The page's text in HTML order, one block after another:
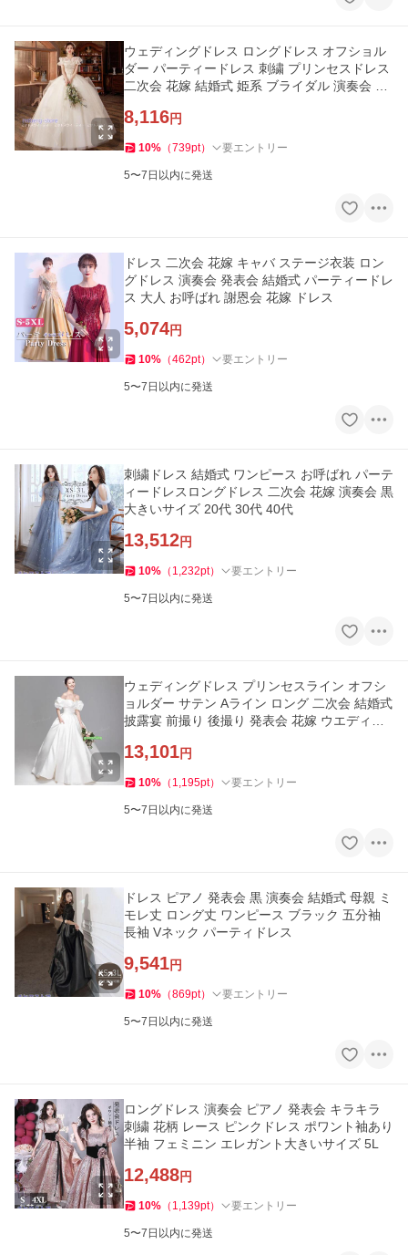
ウェディングドレス ロングドレス オフショル
ダー パーティードレス 刺繍 プリンセスドレス
二次会 花嫁 結婚式 姫系 ブライダル 演奏会 ウ
8,116円
10% （739pt） 要エントリー
5〜7日以内に発送
ドレス 二次会 花嫁 キャバ ステージ衣装 ロン
グドレス 演奏会 発表会 結婚式 パーティードレ
ス 大人 お呼ばれ 謝恩会 花嫁 ドレス
5,074円
10% （462pt） 要エントリー
5〜7日以内に発送
刺繍ドレス 結婚式 ワンピース お呼ばれ パーテ
ィードレスロングドレス 二次会 花嫁 演奏会 黒
大きいサイズ 20代 30代 40代
13,512円
10% （ 1,232pt） 要エントリー
5〜7日以内に発送
ウェディングドレス プリンセスライン オフシ
ョルダー サテン Aライン ロング 二次会 結婚式
披露宴 前撮り 後撮り 発表会 花嫁 ウエディン
13,101円
10% （ 1,195pt） 要エントリー
5〜7日以内に発送
ドレス ピアノ 発表会 黒 演奏会 結婚式 母親 ミ
モレ丈 ロング丈 ワンピース ブラック 五分袖
長袖 Vネック パーティドレス
9,541円
10% （869pt） 要エントリー
5〜7日以内に発送
ロングドレス 演奏会 ピアノ 発表会 キラキラ
刺繍 花柄 レース ピンクドレス ポワント袖あり
半袖 フェミニン エレガント大きいサイズ 5L
12,488円
10% （ 1,139pt） 要エントリー
5〜7日以内に発送